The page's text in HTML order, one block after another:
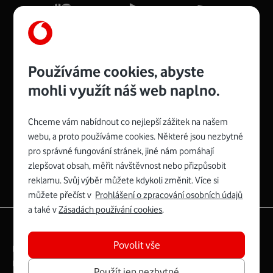
Zyxel VMG8623-T50B:
Rozměry modemu jsou 16 x 22 x 7,5 cm (včetně stojánku)
a nabízí 4 gigabitové LAN porty a bezdrátové připojení Wi-
Fi ve verzích 802.11 b/g/n/ac pro frekvenci 2,4 GHz a
Mb/s.
Více o Zyxel VMG8623-T50B
Spojte se s Vodafonem
Právní­ podmí­nky
Ochrana soukromí­
Digitální odpovědnost
Používáme cookies, abyste
mohli využít náš web naplno.
Chceme vám nabídnout co nejlepší zážitek na našem
webu, a proto používáme cookies. Některé jsou nezbytné
pro správné fungování stránek, jiné nám pomáhají
zlepšovat obsah, měřit návštěvnost nebo přizpůsobit
reklamu. Svůj výběr můžete kdykoli změnit. Více si
můžete přečíst v Prohlášení o zpracování osobních údajů
a také vZásadách používání cookies.
Povolit vše